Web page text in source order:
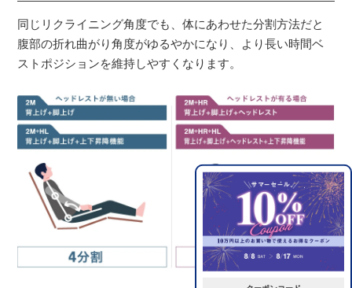
同じリクライニング角度でも、体にあわせた分割方法だと
腹部の折れ曲がり角度がゆるやかになり、より長い時間ベ
ストポジションを維持しやすくなります。